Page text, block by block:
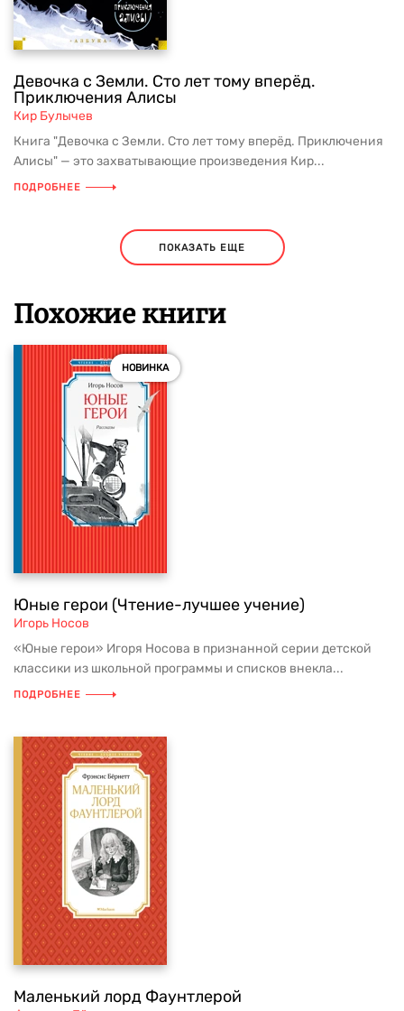
Девочка с Земли. Сто лет тому вперёд.
Приключения Алисы
Кир Булычев
Книга "Девочка с Земли. Сто лет тому вперёд. Приключения
Алисы" — это захватывающие произведения Кир...
ПОДРОБНЕЕ
ПОКАЗАТЬ ЕЩЕ
Похожие книги
НОВИНКА
Юные герои (Чтение-лучшее учение)
Игорь Носов
«Юные герои» Игоря Носова в признанной серии детской
классики из школьной программы и списков внекла...
ПОДРОБНЕЕ
Маленький лорд Фаунтлерой